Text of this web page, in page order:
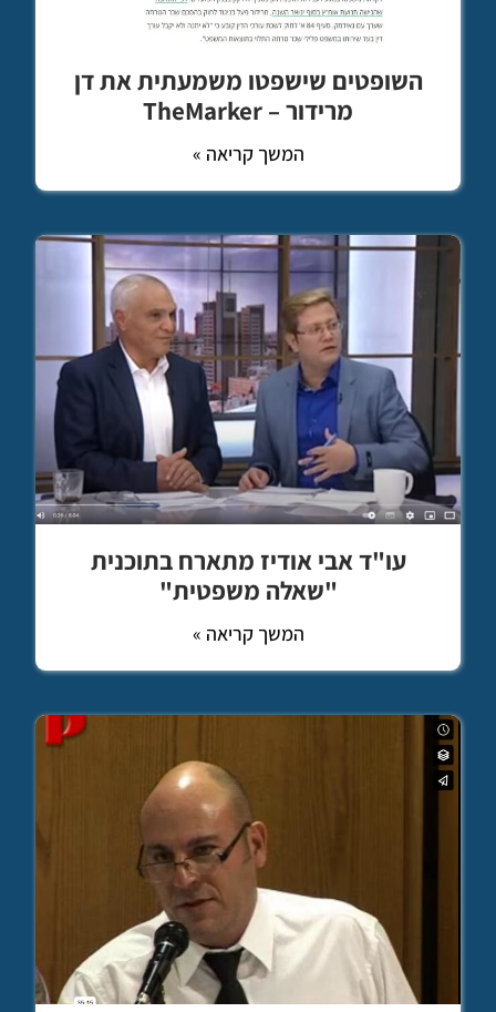
השופטים שישפטו משמעתית את דן
מרידור – TheMarker
המשך קריאה »
עו"ד אבי אודיז מתארח בתוכנית
"שאלה משפטית"
המשך קריאה »